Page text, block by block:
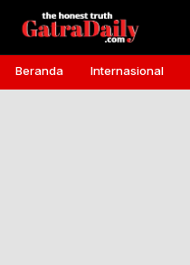
Gatra Daily
the honest truth
Beranda Internasional